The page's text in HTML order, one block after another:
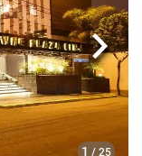
1 / 25